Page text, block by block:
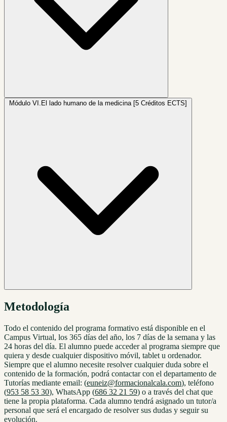
Módulo VI.
Metodología
Todo el contenido del programa formativo está disponible en el
Campus Virtual, los 365 días del año, los 7 días de la semana y las
24 horas del día. El alumno puede acceder al programa siempre que
quiera y desde cualquier dispositivo móvil, tablet u ordenador.
Siempre que el alumno necesite resolver cualquier duda sobre el
contenido de la formación, podrá contactar con el departamento de
Tutorías mediante email: (euneiz@formacionalcala.com), teléfono
(953 58 53 30), WhatsApp (686 32 21 59) o a través del chat que
tiene la propia plataforma. Cada alumno tendrá asignado un tutor/a
personal que será el encargado de resolver sus dudas y seguir su
evolución.